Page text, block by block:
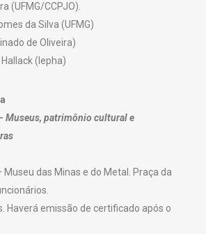
(UFMG/CCPJO).
da Silva (UFMG)
de Oliveira)
(Iepha)
Museus, patrimônio cultural e
Museu das Minas e do Metal. Praça da
Haverá emissão de certificado após o